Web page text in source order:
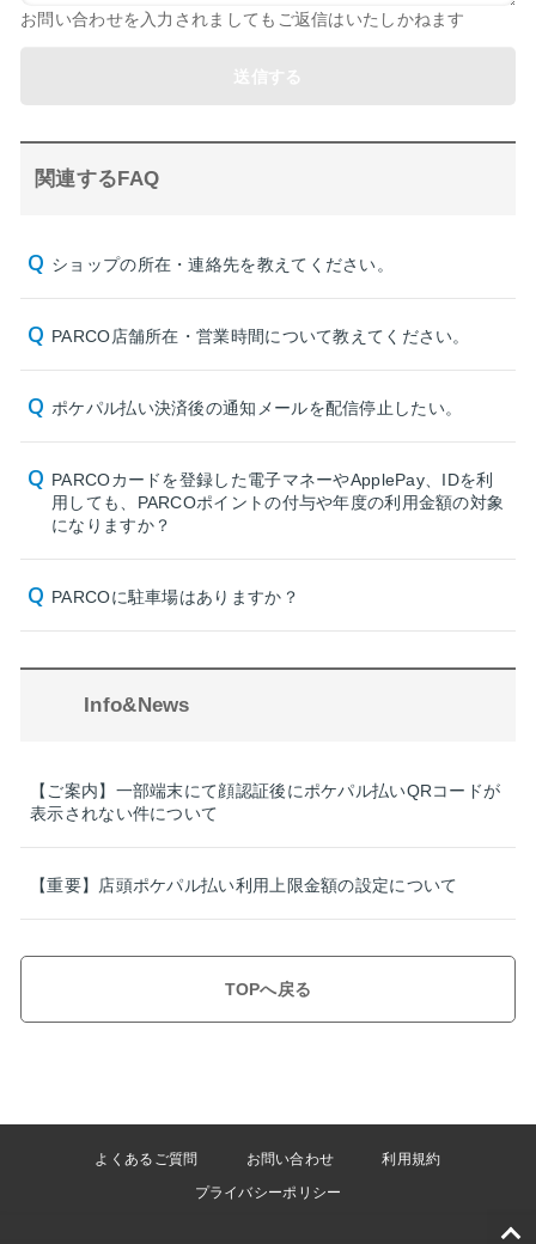
お問い合わせを入力されましてもご返信はいたしかねます
関連するFAQ
ショップの所在・連絡先を教えてください。
PARCO店舗所在・営業時間について教えてください。
ポケパル払い決済後の通知メールを配信停止したい。
PARCOカードを登録した電子マネーやApplePay、IDを利
用しても、PARCOポイントの付与や年度の利用金額の対象
になりますか？
PARCOに駐車場はありますか？
Info&News
【ご案内】一部端末にて顔認証後にポケパル払いQRコードが
表示されない件について
【重要】店頭ポケパル払い利用上限金額の設定について
TOPへ戻る
よくあるご質問 お問い合わせ
利用規約
プライバシーポリシー